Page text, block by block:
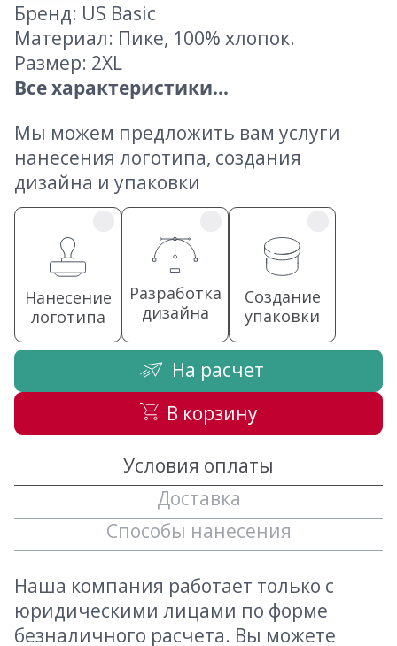
Бренд: US Basic
Материал: Пике, 100% хлопок.
Размер: 2XL
Все характеристики...
Мы можем предложить вам услуги
нанесения логотипа, создания
дизайна и упаковки
Нанесение
логотипа
Разработка
дизайна
Создание
упаковки
На расчет
В корзину
Условия оплаты
Доставка
Способы нанесения
Наша компания работает только с
юридическими лицами по форме
безналичного расчета. Вы можете